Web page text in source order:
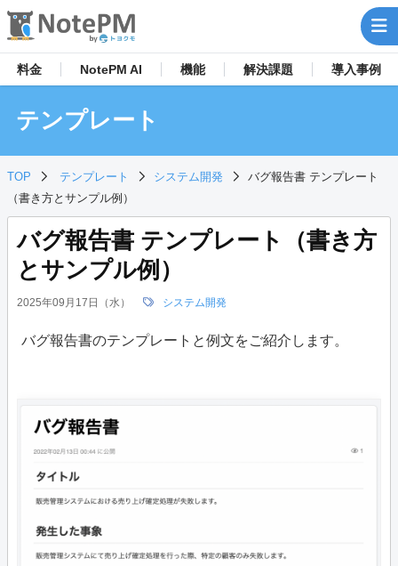
料金 NotePM AI 機能 解決課題 導入事例
テンプレート
TOP テンプレート システム開発
バグ報告書 テンプレート
（書き方とサンプル例）
バグ報告書 テンプレート（書き方
とサンプル例）
2025年09月17日（水） システム開発
バグ報告書のテンプレートと例文をご紹介します。